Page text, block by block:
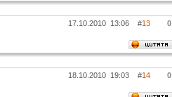
17.10.2010 13:06#13
0
18.10.2010 19:03#14
0